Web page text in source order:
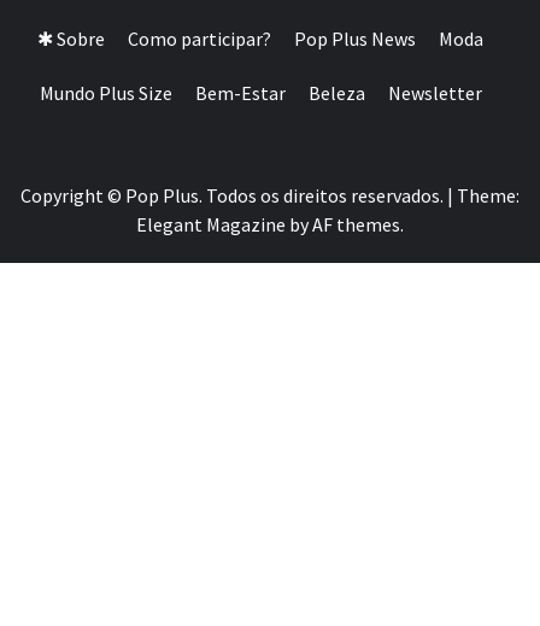
✱ Sobre Como participar? Pop Plus News Moda
Mundo Plus Size Bem-Estar Beleza Newsletter
Copyright © Pop Plus. Todos os direitos reservados. | Theme:
Elegant Magazine byAF themes.